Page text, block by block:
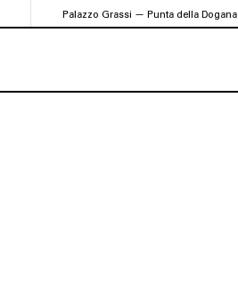
Palazzo Grassi — Punta della Dogana